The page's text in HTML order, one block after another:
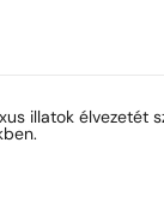
illatok